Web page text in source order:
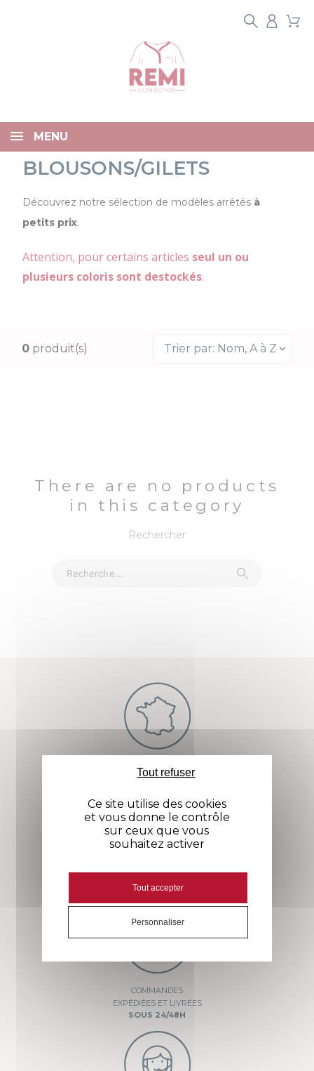
MENU
BLOUSONS/GILETS
Découvrez notre sélection de modèles arrêtés à
petits prix.
Attention, pour certains articles seul un ou
plusieurs coloris sont destockés.
0 produit(s) Trier par: Nom, A à Z
There are no products
in this category
Rechercher
CRÉATION
FRANÇAISE
IMPORTANTS
COMMANDES
EXPÉDIÉES ET LIVRÉES
SOUS 24/48H
Ce site utilise des cookies
et vous donne le contrôle
sur ceux que vous
souhaitez activer
Tout accepter
Tout refuser
Personnaliser